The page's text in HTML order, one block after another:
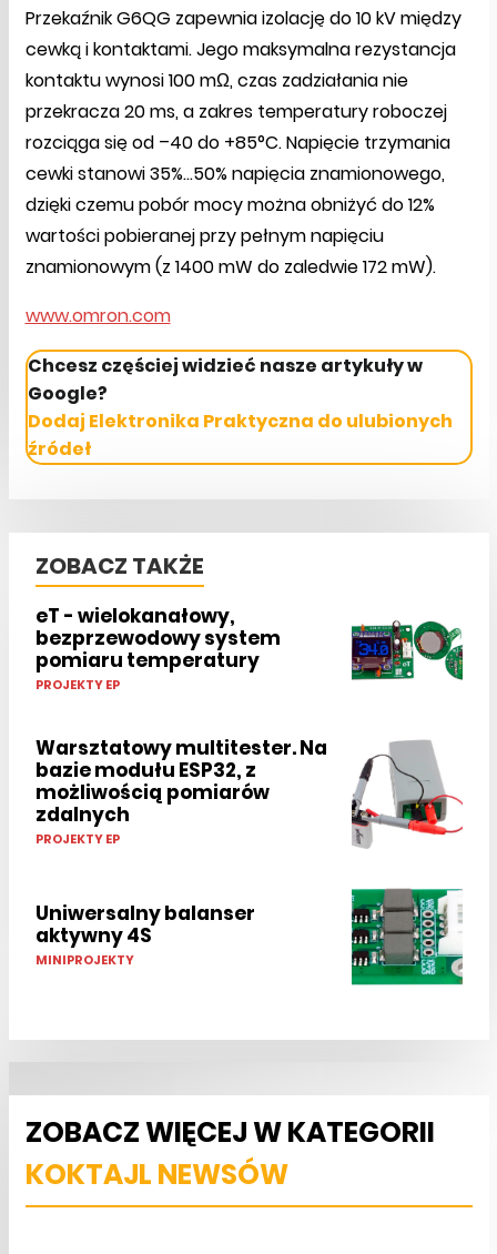
Przekaźnik G6QG zapewnia izolację do 10 kV między
cewką i kontaktami. Jego maksymalna rezystancja
kontaktu wynosi 100 mΩ, czas zadziałania nie
przekracza 20 ms, a zakres temperatury roboczej
rozciąga się od –40 do +85°C. Napięcie trzymania
cewki stanowi 35%...50% napięcia znamionowego,
dzięki czemu pobór mocy można obniżyć do 12%
wartości pobieranej przy pełnym napięciu
znamionowym (z 1400 mW do zaledwie 172 mW).
www.omron.com
Chcesz częściej widzieć nasze artykuły w
Google?
Dodaj Elektronika Praktyczna do ulubionych
źródeł
ZOBACZ TAKŻE
eT - wielokanałowy,
bezprzewodowy system
pomiaru temperatury
PROJEKTY EP
Warsztatowy multitester. Na
bazie modułu ESP32, z
możliwością pomiarów
zdalnych
PROJEKTY EP
Uniwersalny balanser
aktywny 4S
MINIPROJEKTY
ZOBACZ WIĘCEJ W KATEGORII
KOKTAJL NEWSÓW